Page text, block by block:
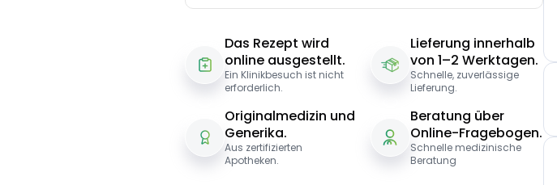
Das Rezept wird
online ausgestellt.
Ein Klinikbesuch ist nicht
erforderlich.
Lieferung innerhalb
von 1–2 Werktagen.
Schnelle, zuverlässige
Lieferung.
Originalmedizin und
Generika.
Aus zertifizierten
Apotheken.
Beratung über
Online-Fragebogen.
Schnelle medizinische
Beratung